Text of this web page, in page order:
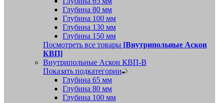
Глубина 80 мм
Глубина 100 мм
Глубина 130 мм
Глубина 150 мм
Посмотреть все товары [Внутрипольные Аскон
КВП]
Внутрипольные Аскон КВП-В
Показать подкатегории
Глубина 65 мм
Глубина 80 мм
Глубина 100 мм